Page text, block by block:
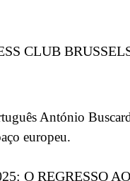
CLUB
António
europeu.
O REGRESSO